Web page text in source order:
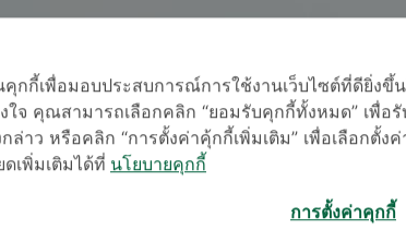
คุกกี้เพื่อมอบประสบการณ์การใช้งานเว็บไซต์ที่ดียิ่ง
ใจ คุณสามารถเลือกคลิก “ยอมรับคุกกี้ทั้งหมด” เพื่อ
าว หรือคลิก “การตั้งค่าคุ้กกี้เพิ่มเติม” เพื่อเลือกตั้ง
ดเพิ่มเติมได้ที่ นโยบายคุกกี้
การตั้งค่าคุกกี้